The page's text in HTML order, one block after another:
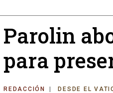
Parolin
para
REDACCIÓN DESDE EL